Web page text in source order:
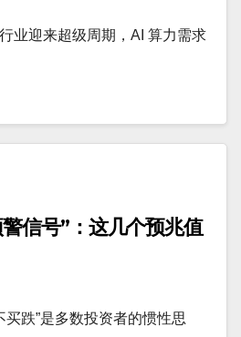
业迎来超级周期，AI 算力需求
信号”：这几个预兆值
买跌”是多数投资者的惯性思